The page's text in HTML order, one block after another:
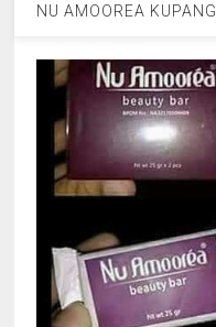
NU AMOOREA KUPANG